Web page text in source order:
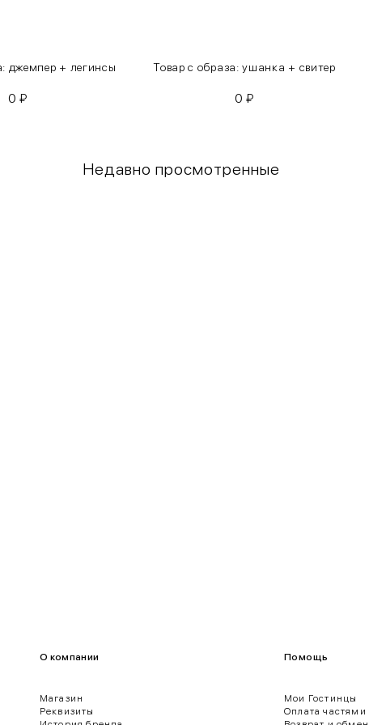
джемпер + легинсы
0₽
Товар с образа: ушанка + свитер
0₽
Недавно просмотренные
О компании
Магазин
Реквизиты
Помощь
Мои Гостинцы
Оплата частями